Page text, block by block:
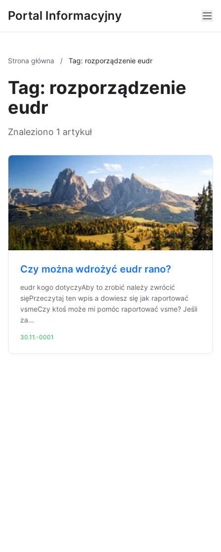
Portal Informacyjny
Strona główna / Tag: rozporządzenie eudr
Tag: rozporządzenie
eudr
Znaleziono 1 artykuł
Czy można wdrożyć eudr rano?
eudr kogo dotyczyAby to zrobić należy zwrócić
sięPrzeczytaj ten wpis a dowiesz się jak raportować
vsmeCzy ktoś może mi pomóc raportować vsme? Jeśli
za...
30.11.-0001